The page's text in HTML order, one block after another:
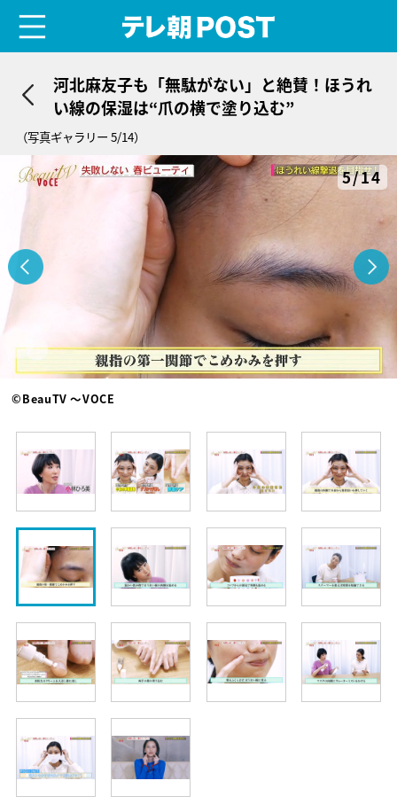
河北麻友子も「無駄がない」と絶賛！ほうれ
い線の保湿は“爪の横で塗り込む”
（写真ギャラリー 5/14）
5/14
©BeauTV ～VOCE